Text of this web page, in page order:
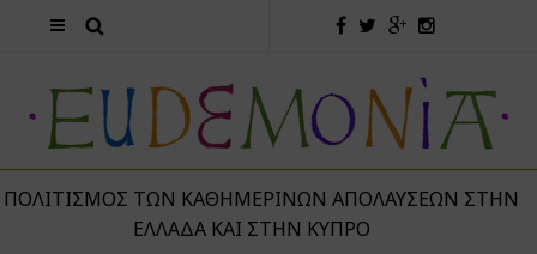
ΤΩΝ ΚΑΘΗΜΕΡΙΝΏΝ ΑΠΟΛΑΎΣΕΩΝ ΣΤΗΝ
ΕΛΛΆΔΑ ΚΑΙ ΣΤΗΝ ΚΎΠΡΟ